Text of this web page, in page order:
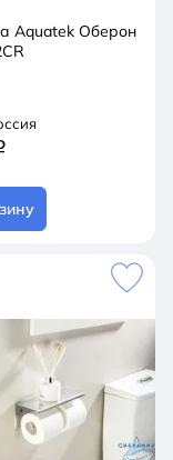
Aquatek Оберон